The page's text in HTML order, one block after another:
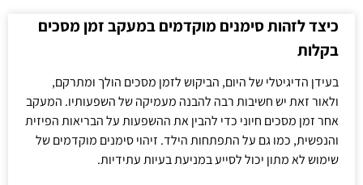
כיצד לזהות סימנים מוקדמים במעקב זמן מסכים
בקלות
בעידן הדיגיטלי של היום, הביקוש לזמן מסכים הולך ומתרקם,
ולאור זאת יש חשיבות רבה להבנה מעמיקה של השפעותיו. המעקב
אחר זמן מסכים חיוני כדי להבין את ההשפעות על הבריאות הפיזית
והנפשית, כמו גם על התפתחות הילד. זיהוי סימנים מוקדמים של
שימוש לא מתון יכול לסייע במניעת בעיות עתידיות.